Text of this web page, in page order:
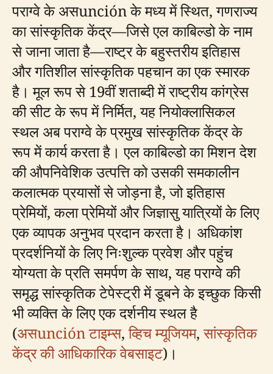
पराग्वे के असunción के मध्य में स्थित, गणराज्य
का सांस्कृतिक केंद्र—जिसे एल काबिल्डो के नाम
से जाना जाता है—राष्ट्र के बहुस्तरीय इतिहास
और गतिशील सांस्कृतिक पहचान का एक स्मारक
है। मूल रूप से 19वीं शताब्दी में राष्ट्रीय कांग्रेस
की सीट के रूप में निर्मित, यह नियोक्लासिकल
स्थल अब पराग्वे के प्रमुख सांस्कृतिक केंद्र के
रूप में कार्य करता है। एल काबिल्डो का मिशन देश
की औपनिवेशिक उत्पत्ति को उसकी समकालीन
कलात्मक प्रयासों से जोड़ना है, जो इतिहास
प्रेमियों, कला प्रेमियों और जिज्ञासु यात्रियों के लिए
एक व्यापक अनुभव प्रदान करता है। अधिकांश
प्रदर्शनियों के लिए निःशुल्क प्रवेश और पहुंच
योग्यता के प्रति समर्पण के साथ, यह पराग्वे की
समृद्ध सांस्कृतिक टेपेस्ट्री में डूबने के इच्छुक किसी
भी व्यक्ति के लिए एक दर्शनीय स्थल है
(असunción टाइम्स,व्हिच म्यूजियम,सांस्कृतिक
केंद्र की आधिकारिक वेबसाइट)।